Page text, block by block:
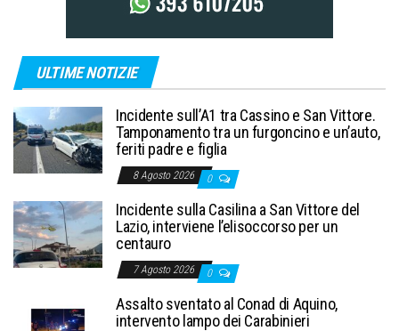
ULTIME NOTIZIE
Incidente sull’A1 tra Cassino e San Vittore.
Tamponamento tra un furgoncino e un’auto,
feriti padre e figlia
8 Agosto 2026 0
Incidente sulla Casilina a San Vittore del
Lazio, interviene l’elisoccorso per un
centauro
7 Agosto 2026 0
Assalto sventato al Conad di Aquino,
intervento lampo dei Carabinieri